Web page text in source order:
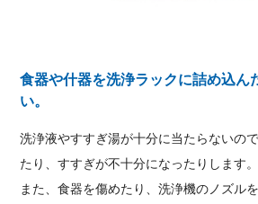
食器や什器を洗浄ラックに詰め込ん
い。
洗浄液やすすぎ湯が十分に当たらないの
たり、すすぎが不十分になったりします。
また、食器を傷めたり、洗浄機のノズル